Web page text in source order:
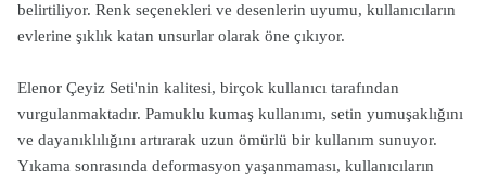
belirtiliyor. Renk seçenekleri ve desenlerin uyumu, kullanıcıların
evlerine şıklık katan unsurlar olarak öne çıkıyor.
Elenor Çeyiz Seti'nin kalitesi, birçok kullanıcı tarafından
vurgulanmaktadır. Pamuklu kumaş kullanımı, setin yumuşaklığını
ve dayanıklılığını artırarak uzun ömürlü bir kullanım sunuyor.
Yıkama sonrasında deformasyon yaşanmaması, kullanıcıların